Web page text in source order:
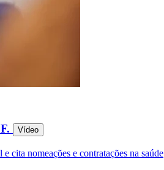
Vídeo
cita nomeações e contratações na saúde